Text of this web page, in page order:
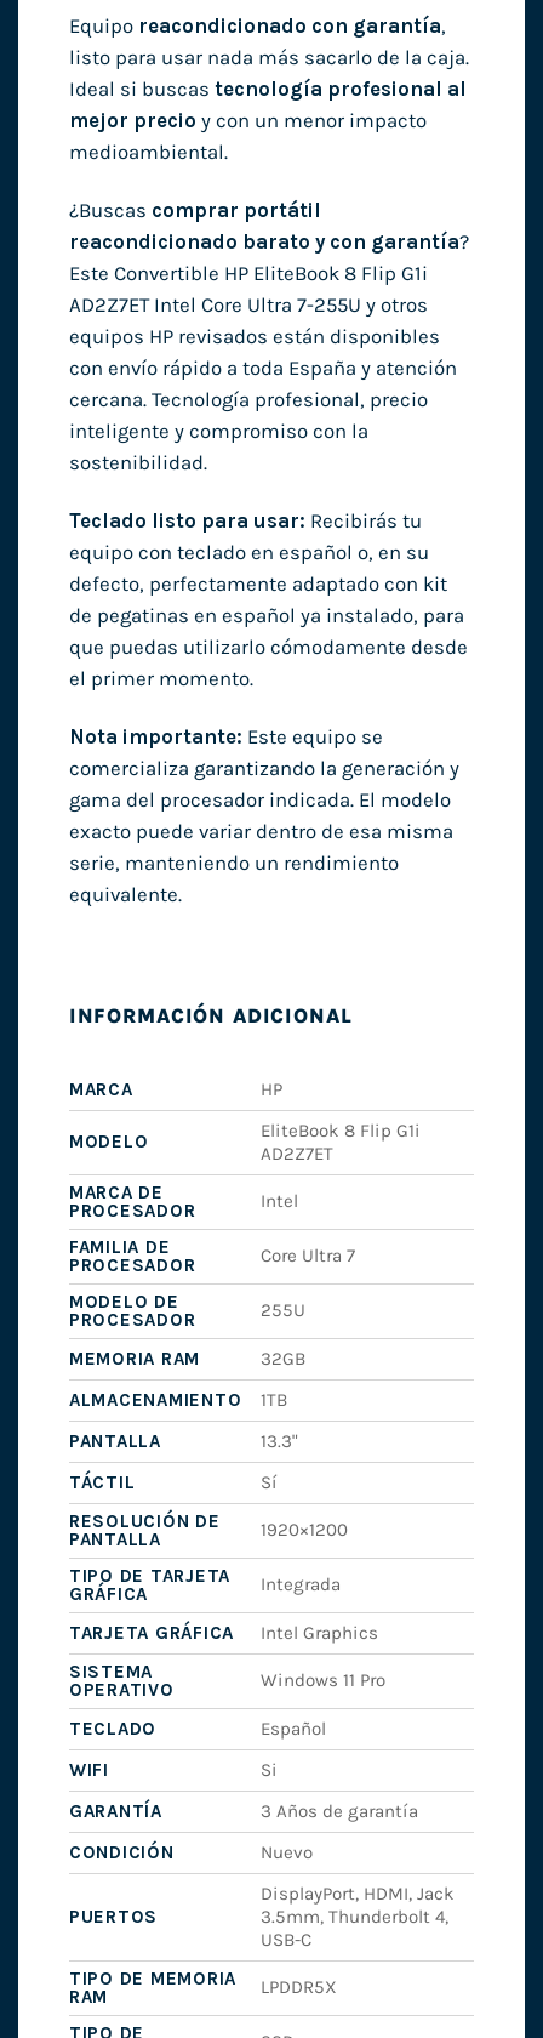
Equipo reacondicionado con garantía,
listo para usar nada más sacarlo de la caja.
Ideal si buscas tecnología profesional al
mejor precio y con un menor impacto
medioambiental.
¿Buscas comprar portátil
reacondicionado barato y con garantía?
Este Convertible HP EliteBook 8 Flip G1i
AD2Z7ET Intel Core Ultra 7-255U y otros
equipos HP revisados están disponibles
con envío rápido a toda España y atención
cercana. Tecnología profesional, precio
inteligente y compromiso con la
sostenibilidad.
Teclado listo para usar: Recibirás tu
equipo con teclado en español o, en su
defecto, perfectamente adaptado con kit
de pegatinas en español ya instalado, para
que puedas utilizarlo cómodamente desde
el primer momento.
Nota importante: Este equipo se
comercializa garantizando la generación y
gama del procesador indicada. El modelo
exacto puede variar dentro de esa misma
serie, manteniendo un rendimiento
equivalente.
INFORMACIÓN ADICIONAL
MARCA HP
MODELO
EliteBook 8 Flip G1i
AD2Z7ET
MARCA DE
PROCESADOR
Intel
FAMILIA DE
PROCESADOR
Core Ultra 7
MODELO DE
PROCESADOR
255U
MEMORIA RAM
32GB
ALMACENAMIENTO
1TB
PANTALLA
13.3"
TÁCTIL
Sí
RESOLUCIÓN DE
PANTALLA
1920×1200
TIPO DE TARJETA
GRÁFICA
Integrada
TARJETA GRÁFICA
Intel Graphics
SISTEMA
OPERATIVO
Windows 11 Pro
TECLADO
Español
WIFI
Si
GARANTÍA
3 Años de garantía
CONDICIÓN
Nuevo
PUERTOS
DisplayPort, HDMI, Jack
3.5mm, Thunderbolt 4,
USB-C
TIPO DE MEMORIA
RAM
LPDDR5X
TIPO DE